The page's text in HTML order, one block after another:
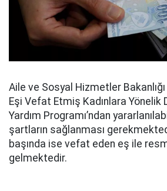
Aile ve Sosyal Hizmetler
Eşi Vefat Etmiş Kadınlara Yönelik
Yardım Programı’ndan
şartların sağlanması
başında ise vefat eden eş ile
gelmektedir.